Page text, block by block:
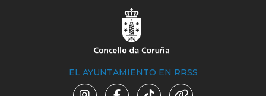
EL AYUNTAMIENTO EN RRSS